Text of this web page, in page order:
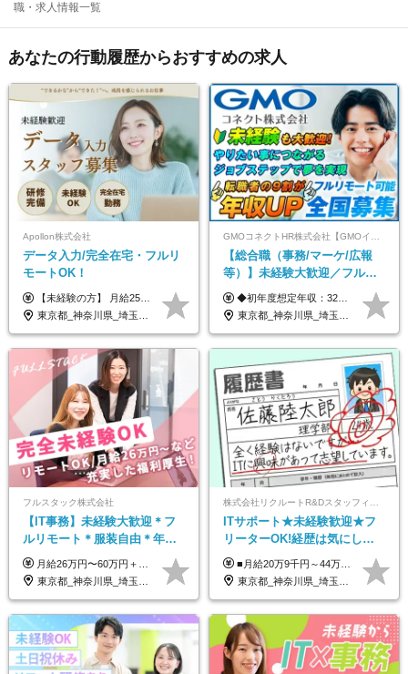
職・求人情報一覧
あなたの行動履歴からおすすめの求人
Apollon株式会社
データ入力/完全在宅・フルリ
モートOK！
【未経験の方】 月給25.5万円以上＋各種手当 【事務経験3年以上の方】 月給28万円以上＋各種手当 ※経験・スキル・年齢を考慮の上、決定します ※試用期間：3ヶ月(雇用形態は正社員、給与・待遇に変更はありません) ※残業代は全額別途支給 ※昇給：年1回（査定あり） ※賞与：年3回（業績に応じて支給） ＼努力がしっかり評価される環境です！／ 「どんなスキルを身につければ昇給できるか」が明確だから、 着実に成長しながら収入アップを目指せます。
東京都_神奈川県_埼玉県_千葉県_大阪府_愛知県_北海道_青森県_岩手県_宮城県_秋田県_山形県_福島県_茨城県_栃木県_群馬県_新潟県_山梨県_長野県_富山県_石川県_福井県_静岡県_岐阜県_三重県_兵庫県_京都府_滋賀県_奈良県_和歌山県_広島県_岡山県_鳥取県_島根県_山口県_徳島県_香川県_愛媛県_高知県_福岡県_熊本県_佐賀県_長崎県_大分県_宮崎県_鹿児島県_沖縄県
GMOコネクトHR株式会社【GMOインターネットグループ】
【総合職（事務/マーケ/広報
等）】未経験大歓迎／フルリ
モ可で全国募集！年収アップ
多数★年休最大130日★
◆初年度想定年収：320万円〜840万円 【関東／一都三県】月給24万円〜70万円 【関西・東海地方】月給23万円〜65万円 【その他の地方等】月給22万円〜60万円 ※ご経験・スキル・前職給与などを考慮の上決定いたします。 ◉固定残業代制（固定残業代10,000円含） 固定残業代は7時間分・時間超過分は追加支給 ≪月給例≫ ・月給54万円（29歳／入社3年目） ・月給38万円（26歳／入社2年目） ・月給28万円（24歳／入社1年目） ※試用期間は6ヶ月で、その間の雇用形態は契約社員です。そのほかの条件に変更はありません。
東京都_神奈川県_埼玉県_千葉県_大阪府_愛知県_北海道_青森県_岩手県_宮城県_秋田県_山形県_福島県_茨城県_栃木県_群馬県_新潟県_山梨県_長野県_富山県_石川県_福井県_静岡県_岐阜県_三重県_兵庫県_京都府_滋賀県_奈良県_和歌山県_広島県_岡山県_鳥取県_島根県_山口県_徳島県_香川県_愛媛県_高知県_福岡県_熊本県_佐賀県_長崎県_大分県_宮崎県_鹿児島県_沖縄県
フルスタック株式会社
【IT事務】未経験大歓迎＊フ
ルリモート＊服装自由＊年休
125日以上＊残業なし＊月給26
万円以上
月給26万円〜60万円＋諸手当＋インセンティブ（２種）＋賞与 ★Point 設立から9ヶ月で全社員2万円の昇給実績 ※成果はしっかりと還元いたします！ ★Point 100％年収UPでの待遇提示も可能！ ※経験者であれば、100％年収アップも実現可能です。 ※試用期間最大2ヶ月/月給22万円〜
東京都_神奈川県_埼玉県_千葉県_茨城県
ITサポート★未経験歓迎★フ
リーターOK!経歴は気にしな
くて大丈夫★超大手リクルー
トグループの正社員/sg
■月給20万9千円～44万円 ※経験・能力・前給を考慮の上、決定いたします ※時間外手当100％支給 ※派遣就業先が変更となる場合には、就業規則、労使協定等に基づき賃金が変更となる可能性があります 「とにかく私生活重視」「残業があっても稼ぎたい」といった希望も配属の際に考慮します。 ＜手当＞ ■職務担当手当 ■通勤手当（上限月3万円） ■残業手当（全額支給） ■住宅手当（5割を会社負担／就業規則に定めるところによる） ■扶養手当 ■別居手当 ■資格試験受講料補助（資格ごとに社内規定により決定） ■資格取得奨励金 （資格により2万円～20万円の祝金支給） ◎一例 ・基本情報技術者（5万円） ・プロジェクトマネージャー試験（10万円） ・応用情報技術者試験（10万円） ・ITストラテジスト試験（10万円） ・エンベデッドシステムスペシャリスト試験（10万円） ・ディジタル技術検定（情報1級：10万円、制御1級：10万円、情報2級、制御2級：5万円 ・TOEIC（R）テスト（600～729点：5万円、 730～799点：10万円、800点以上：15万円） など
東京都_神奈川県_埼玉県_千葉県_大阪府_愛知県_青森県_岩手県_宮城県_秋田県_山形県_福島県_茨城県_栃木県_群馬県_山梨県_長野県_福井県_静岡県_岐阜県_三重県_兵庫県_京都府_滋賀県_奈良県_広島県_岡山県_山口県_香川県_福岡県_熊本県_佐賀県_長崎県_大分県_宮崎県_鹿児島県